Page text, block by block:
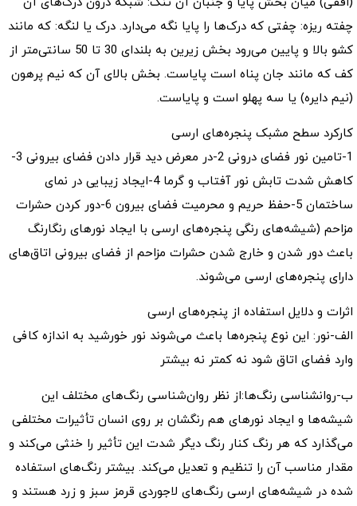
چفته ریزه: چفتی که درک‌ها را پایا نگه می‌دارد. درک یا لنگه: که مانند
کشو بالا و پایین می‌رود بخش زیرین به بلندای 30 تا 50 سانتی‌متر از
کف که مانند جان پناه است پایاست. بخش بالای آن که نیم پرهون
(نیم دایره) یا سه پهلو است و پایاست.
کارکرد سطح مشبک پنجره‌های ارسی
1-تامین نور فضای درونی 2-در معرض دید قرار دادن فضای بیرونی 3-
کاهش شدت تابش نور آفتاب و گرما 4-ایجاد زیبایی در نمای
ساختمان 5-حفظ حریم و محرمیت فضای بیرون 6-دور کردن حشرات
مزاحم (شیشه‌های رنگی پنجره‌های ارسی با ایجاد نورهای رنگارنگ
باعث دور شدن و خارج شدن حشرات مزاحم از فضای بیرونی اتاق‌های
دارای پنجره‌های ارسی می‌شوند.
اثرات و دلایل استفاده از پنجره‌های ارسی
الف-نور: این نوع پنجره‌ها باعث می‌شوند نور خورشید به اندازه کافی
وارد فضای اتاق شود نه کمتر نه بیشتر
ب-روانشناسی رنگ‌ها:از نظر روان‌شناسی رنگ‌های مختلف این
شیشه‌ها و ایجاد نورهای هم رنگشان بر روی انسان تأثیرات مختلفی
می‌گذارد که هر رنگ کنار رنگ دیگر شدت این تأثیر را خنثی می‌کند و
مقدار مناسب آن را تنظیم و تعدیل می‌کند. بیشتر رنگ‌های استفاده
شده در شیشه‌های ارسی رنگ‌های لاجوردی قرمز سبز و زرد هستند و